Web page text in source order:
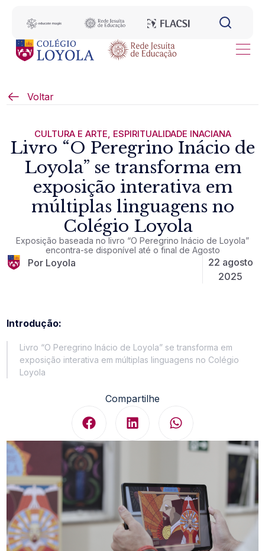
Voltar
CULTURA E ARTE, ESPIRITUALIDADE INACIANA
Livro “O Peregrino Inácio de
Loyola” se transforma em
exposição interativa em
múltiplas linguagens no
Colégio Loyola
Exposição baseada no livro “O Peregrino Inácio de Loyola”
encontra-se disponível até o final de Agosto
Por Loyola
22 agosto
2025
Introdução:
Livro “O Peregrino Inácio de Loyola” se transforma em
exposição interativa em múltiplas linguagens no Colégio
Loyola
Compartilhe